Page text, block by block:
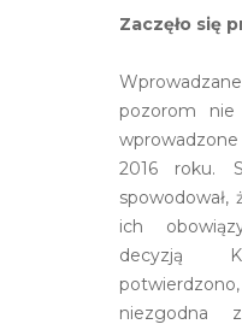
Zaczęło się
pozorom
2016 roku.
ich
decyzją
niezgodna